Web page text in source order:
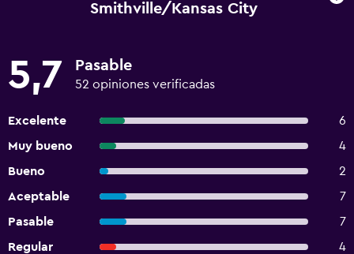
Smithville/Kansas City
5,7 Pasable
52 opiniones verificadas
Excelente
6
Muy bueno
4
Bueno
2
Aceptable
7
Pasable
7
Regular
4